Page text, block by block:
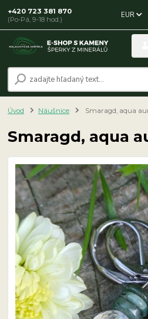
EUR
+420 723 381 870
(Po-Pá, 9-18 hod.)
Úvod Náušnice Smaragd, aqua
Smaragd, aqua